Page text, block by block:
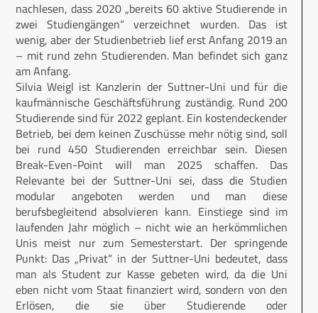
nachlesen, dass 2020 „bereits 60 aktive Studierende in
zwei Studiengängen“ verzeichnet wurden. Das ist
wenig, aber der Studienbetrieb lief erst Anfang 2019 an
– mit rund zehn Studierenden. Man befindet sich ganz
am Anfang.
Silvia Weigl ist Kanzlerin der Suttner-Uni und für die
kaufmännische Geschäftsführung zuständig. Rund 200
Studierende sind für 2022 geplant. Ein kostendeckender
Betrieb, bei dem keinen Zuschüsse mehr nötig sind, soll
bei rund 450 Studierenden erreichbar sein. Diesen
Break-Even-Point will man 2025 schaffen. Das
Relevante bei der Suttner-Uni sei, dass die Studien
modular angeboten werden und man diese
berufsbegleitend absolvieren kann. Einstiege sind im
laufenden Jahr möglich – nicht wie an herkömmlichen
Unis meist nur zum Semesterstart. Der springende
Punkt: Das „Privat“ in der Suttner-Uni bedeutet, dass
man als Student zur Kasse gebeten wird, da die Uni
eben nicht vom Staat finanziert wird, sondern von den
Erlösen, die sie über Studierende oder